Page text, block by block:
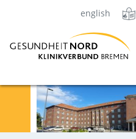
english